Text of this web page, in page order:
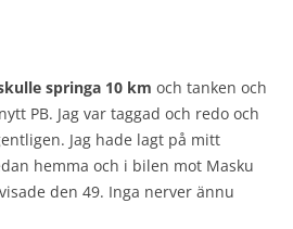
springa 10 km och tanken och
PB. Jag var taggad och redo och
Jag hade lagt på mitt
hemma och i bilen mot Masku
den 49. Inga nerver ännu